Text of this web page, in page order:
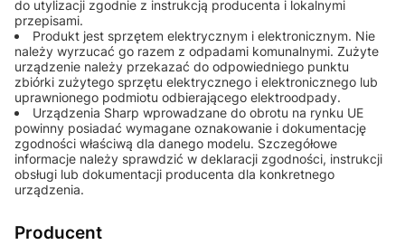
do utylizacji zgodnie z instrukcją producenta i lokalnymi
przepisami.
Produkt jest sprzętem elektrycznym i elektronicznym. Nie
należy wyrzucać go razem z odpadami komunalnymi. Zużyte
urządzenie należy przekazać do odpowiedniego punktu
zbiórki zużytego sprzętu elektrycznego i elektronicznego lub
uprawnionego podmiotu odbierającego elektroodpady.
Urządzenia Sharp wprowadzane do obrotu na rynku UE
powinny posiadać wymagane oznakowanie i dokumentację
zgodności właściwą dla danego modelu. Szczegółowe
informacje należy sprawdzić w deklaracji zgodności, instrukcji
obsługi lub dokumentacji producenta dla konkretnego
urządzenia.
Producent